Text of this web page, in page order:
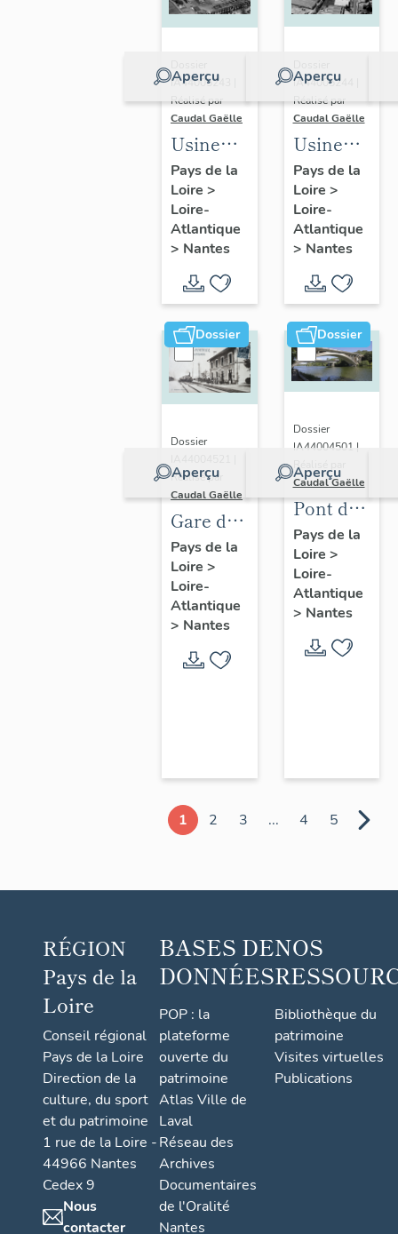
Aperçu
IA44005243 |
Réalisé par
Caudal Gaëlle
Usine
des
Batignolles,
rue du
Ranzay,
Nantes
Pays de la
Loire >
Loire-
Atlantique
> Nantes
Aperçu
IA44005244 |
Réalisé par
Caudal Gaëlle
Usine
Saunier
Duval, 17
rue
Petite-
Baratte,
Nantes
Pays de la
Loire >
Loire-
Atlantique
> Nantes
Dossier
Aperçu
Dossier
Réalisé par
Caudal Gaëlle
Gare de
Saint-
Joseph-
de-
Porterie
(détruite)
Pays de la
Loire >
Loire-
Atlantique
> Nantes
Dossier
Aperçu
Dossier
IA44004501 |
Réalisé par
Caudal Gaëlle
Pont de
la
Jonelière
Pays de la
Loire >
Loire-
Atlantique
> Nantes
1 2 3 ... 4 5
RÉGION
Pays de la
Loire
Conseil régional
Pays de la Loire
Direction de la
culture, du sport
et du patrimoine
1 rue de la Loire -
44966 Nantes
Cedex 9
Nous
contacter
BASES DE
DONNÉES
POP : la
plateforme
ouverte du
patrimoine
Atlas Ville de
Laval
Réseau des
Archives
Documentaires
de l'Oralité
Nantes
NOS
Bibliothèque du
patrimoine
Visites virtuelles
Publications